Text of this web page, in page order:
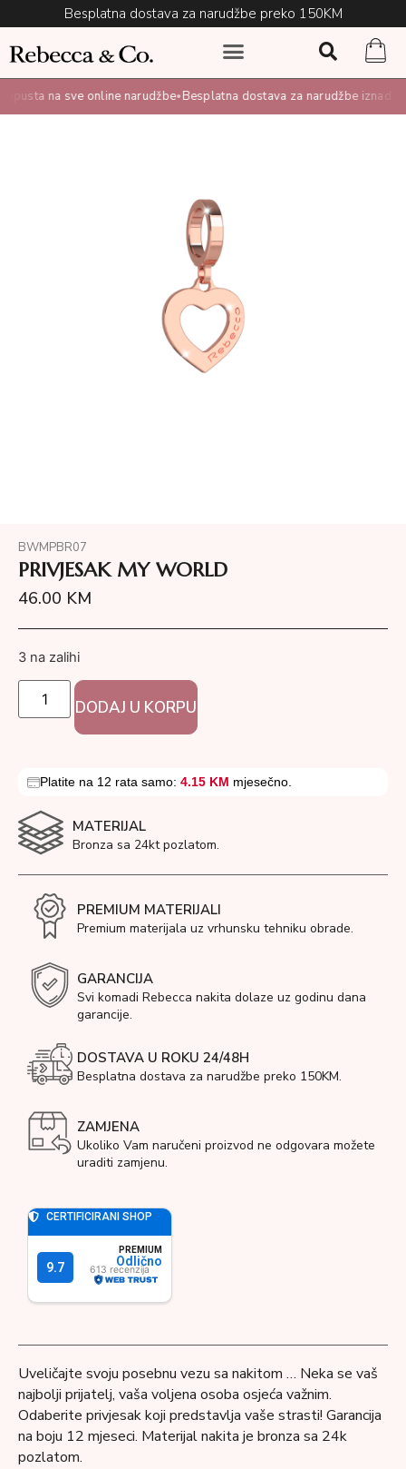
Besplatna dostava za narudžbe preko 150KM
na sve online narudžbe•Besplatna dostava za narudžbe iznad
BWMPBR07
PRIVJESAK MY WORLD
46.00 KM
3 na zalihi
DODAJ U KORPU
Platite na 12 rata samo: 4.15 KM mjesečno.
MATERIJAL
Bronza sa 24kt pozlatom.
PREMIUM MATERIJALI
Premium materijala uz vrhunsku tehniku obrade.
GARANCIJA
Svi komadi Rebecca nakita dolaze uz godinu dana
garancije.
DOSTAVA U ROKU 24/48H
Besplatna dostava za narudžbe preko 150KM.
ZAMJENA
Ukoliko Vam naručeni proizvod ne odgovara možete
uraditi zamjenu.
Uveličajte svoju posebnu vezu sa nakitom … Neka se vaš
najbolji prijatelj, vaša voljena osoba osjeća važnim.
Odaberite privjesak koji predstavlja vaše strasti! Garancija
na boju 12 mjeseci. Materijal nakita je bronza sa 24k
pozlatom.